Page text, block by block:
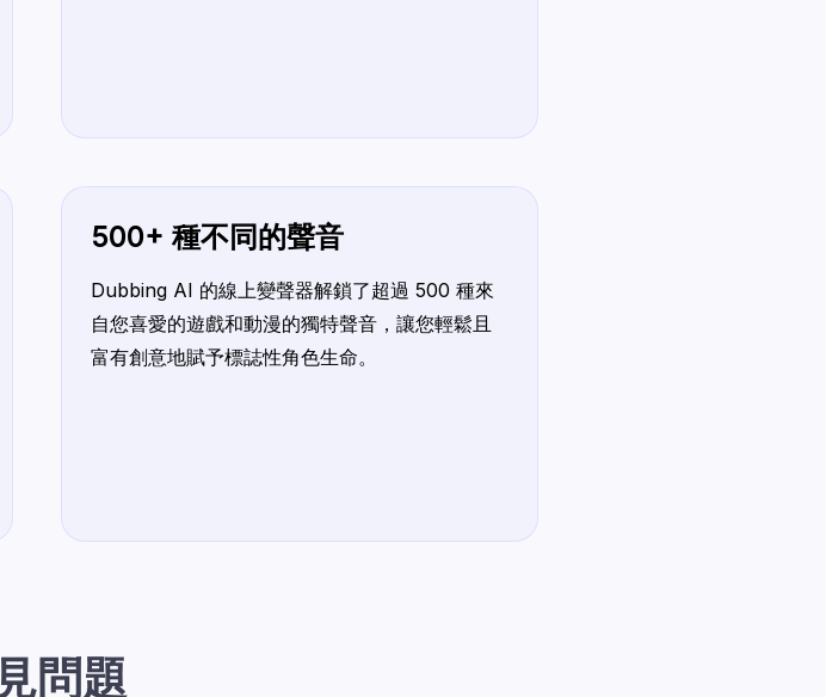
500+ 種不同的聲音
Dubbing AI 的線上變聲器解鎖了超過 500 種來
自您喜愛的遊戲和動漫的獨特聲音，讓您輕鬆且
富有創意地賦予標誌性角色生命。
問題